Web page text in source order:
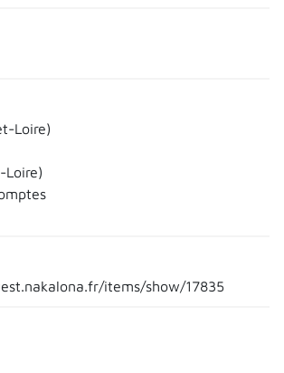
Loire)
Loire)
items/show/17835